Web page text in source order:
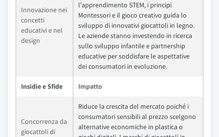
Innovazione nei
concetti
educativi e nel
design
l'apprendimento STEM, i principi
Montessori e il gioco creativo guida lo
sviluppo di innovativi giocattoli in legno.
Le aziende stanno investendo in ricerca
sullo sviluppo infantile e partnership
educative per soddisfare le aspettative
dei consumatori in evoluzione.
Insidie e Sfide Impatto
Concorrenza da
giocattoli di
Riduce la crescita del mercato poiché i
consumatori sensibili al prezzo scelgono
alternative economiche in plastica o